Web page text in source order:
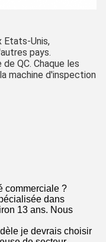
Etats-Unis,
pays.
QC. Chaque les
machine d'inspection
commerciale ?
dans
13 ans. Nous
je devrais choisir